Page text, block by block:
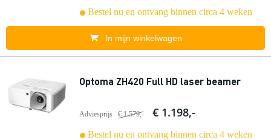
Bestel nu en ontvang binnen circa 4 weken
In mijn winkelwagen
Optoma ZH420 Full HD laser beamer
Adviesprijs € 1.579,- € 1.198,-
Bestel nu en ontvang binnen circa 4 weken